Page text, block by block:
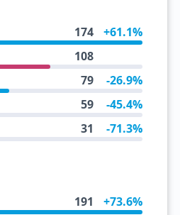
174 +61.1%
108
79 -26.9%
59 -45.4%
31 -71.3%
191 +73.6%